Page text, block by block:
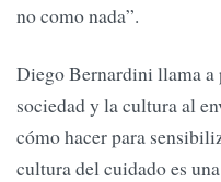
no como nada”.
Diego Bernardini llama a
sociedad y la cultura al
cómo hacer para
cultura del cuidado es